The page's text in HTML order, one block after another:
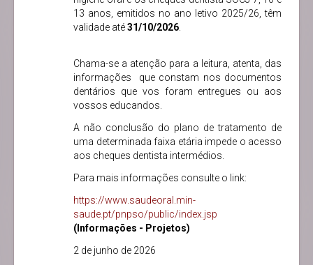
13 anos, emitidos no ano letivo 2025/26, têm
validade até31/10/2026
Chama-se a atenção para a leitura, atenta, das
informações que constam nos documentos
dentários que vos foram entregues ou aos
vossos educandos.
A não conclusão do plano de tratamento de
uma determinada faixa etária impede o acesso
aos cheques dentista intermédios.
Para mais informações consulte o link:
https://www.saudeoral.min-
saude.pt/pnpso/public/index.jsp
(Informações - Projetos)
2 de junho de 2026